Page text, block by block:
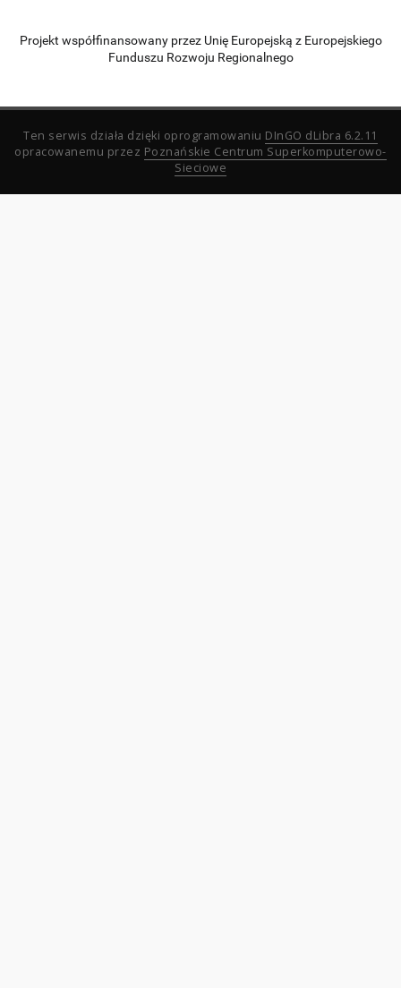
Projekt współfinansowany przez Unię Europejską z Europejskiego
Funduszu Rozwoju Regionalnego
Ten serwis działa dzięki oprogramowaniu DInGO dLibra 6.2.11
opracowanemu przez Poznańskie Centrum Superkomputerowo-
Sieciowe